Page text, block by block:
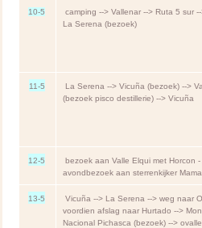
10-5
camping --> Vallenar --> Ruta 5 sur
La Serena (bezoek)
11-5
La Serena --> Vicuña (bezoek) -->
(bezoek pisco destillerie) --> Vicuña
12-5
bezoek aan Valle Elqui met Horcon -
avondbezoek aan sterrenkijker
13-5
Vicuña --> La Serena --> weg naar
voordien afslag naar Hurtado -->
Nacional Pichasca (bezoek) --> ovalle